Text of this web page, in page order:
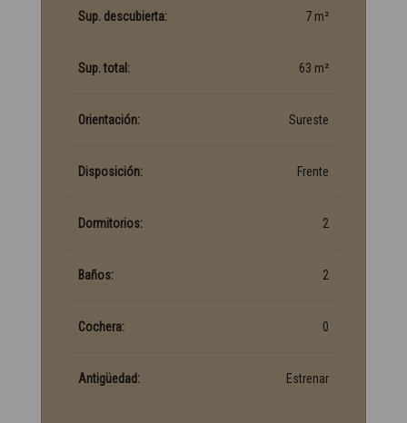
Sup. descubierta: 7 m²
Sup. total: 63 m²
Orientación: Sureste
Disposición: Frente
Dormitorios: 2
Baños: 2
Cochera: 0
Antigüedad: Estrenar